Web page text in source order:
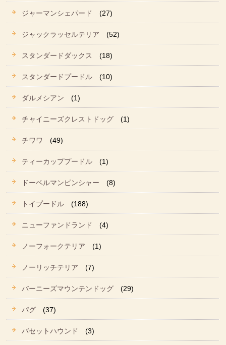
ジャーマンシェパード (27)
ジャックラッセルテリア (52)
スタンダードダックス (18)
スタンダードプードル (10)
ダルメシアン (1)
チャイニーズクレストドッグ (1)
チワワ (49)
ティーカッププードル (1)
ドーベルマンピンシャー (8)
トイプードル (188)
ニューファンドランド (4)
ノーフォークテリア (1)
ノーリッチテリア (7)
バーニーズマウンテンドッグ (29)
パグ (37)
バセットハウンド (3)